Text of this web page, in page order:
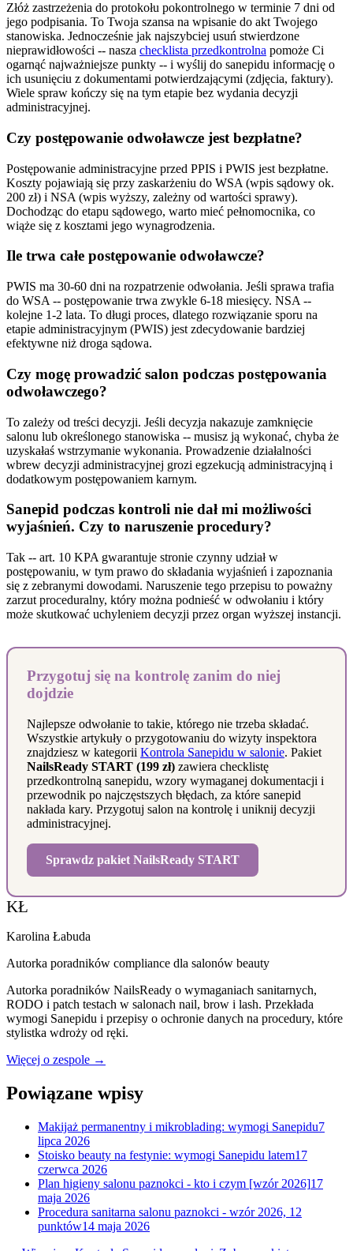
Złóż zastrzeżenia do protokołu pokontrolnego w terminie 7 dni od
jego podpisania. To Twoja szansa na wpisanie do akt Twojego
stanowiska. Jednocześnie jak najszybciej usuń stwierdzone
nieprawidłowości -- nasza checklista przedkontrolna pomoże Ci
ogarnąć najważniejsze punkty -- i wyślij do sanepidu informację o
ich usunięciu z dokumentami potwierdzającymi (zdjęcia, faktury).
Wiele spraw kończy się na tym etapie bez wydania decyzji
administracyjnej.
Czy postępowanie odwoławcze jest bezpłatne?
Postępowanie administracyjne przed PPIS i PWIS jest bezpłatne.
Koszty pojawiają się przy zaskarżeniu do WSA (wpis sądowy ok.
200 zł) i NSA (wpis wyższy, zależny od wartości sprawy).
Dochodząc do etapu sądowego, warto mieć pełnomocnika, co
wiąże się z kosztami jego wynagrodzenia.
Ile trwa całe postępowanie odwoławcze?
PWIS ma 30-60 dni na rozpatrzenie odwołania. Jeśli sprawa trafia
do WSA -- postępowanie trwa zwykle 6-18 miesięcy. NSA --
kolejne 1-2 lata. To długi proces, dlatego rozwiązanie sporu na
etapie administracyjnym (PWIS) jest zdecydowanie bardziej
efektywne niż droga sądowa.
Czy mogę prowadzić salon podczas postępowania
odwoławczego?
To zależy od treści decyzji. Jeśli decyzja nakazuje zamknięcie
salonu lub określonego stanowiska -- musisz ją wykonać, chyba że
uzyskałaś wstrzymanie wykonania. Prowadzenie działalności
wbrew decyzji administracyjnej grozi egzekucją administracyjną i
dodatkowym postępowaniem karnym.
Sanepid podczas kontroli nie dał mi możliwości
wyjaśnień. Czy to naruszenie procedury?
Tak -- art. 10 KPA gwarantuje stronie czynny udział w
postępowaniu, w tym prawo do składania wyjaśnień i zapoznania
się z zebranymi dowodami. Naruszenie tego przepisu to poważny
zarzut proceduralny, który można podnieść w odwołaniu i który
może skutkować uchyleniem decyzji przez organ wyższej instancji.
Przygotuj się na kontrolę zanim do niej
dojdzie
Najlepsze odwołanie to takie, którego nie trzeba składać.
Wszystkie artykuły o przygotowaniu do wizyty inspektora
znajdziesz w kategorii Kontrola Sanepidu w salonie. Pakiet
NailsReady START (199 zł) zawiera checklistę
przedkontrolną sanepidu, wzory wymaganej dokumentacji i
przewodnik po najczęstszych błędach, za które sanepid
nakłada kary. Przygotuj salon na kontrolę i uniknij decyzji
administracyjnej.
Sprawdz pakiet NailsReady START
KŁ
Karolina Łabuda
Autorka poradników compliance dla salonów beauty
Autorka poradników NailsReady o wymaganiach sanitarnych,
RODO i patch testach w salonach nail, brow i lash. Przekłada
wymogi Sanepidu i przepisy o ochronie danych na procedury, które
stylistka wdroży od ręki.
Więcej o zespole →
Powiązane wpisy
Makijaż permanentny i mikroblading: wymogi Sanepidu7
lipca 2026
Stoisko beauty na festynie: wymogi Sanepidu latem17
czerwca 2026
Plan higieny salonu paznokci - kto i czym [wzór 2026]17
maja 2026
Procedura sanitarna salonu paznokci - wzór 2026, 12
punktów14 maja 2026